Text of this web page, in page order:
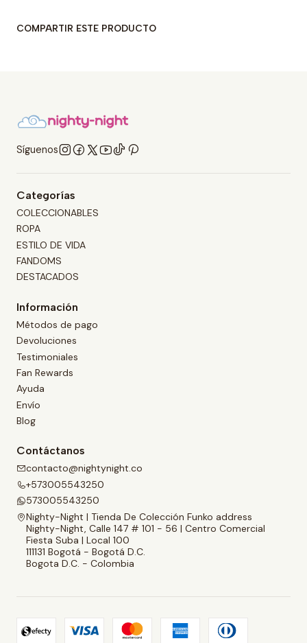
COMPARTIR ESTE PRODUCTO
Síguenos
Categorías
COLECCIONABLES
ROPA
ESTILO DE VIDA
FANDOMS
DESTACADOS
Información
Métodos de pago
Devoluciones
Testimoniales
Fan Rewards
Ayuda
Envío
Blog
Contáctanos
contacto@nightynight.co
+573005543250
573005543250
Nighty-Night | Tienda De Colección Funko address
Nighty-Night, Calle 147 # 101 - 56 | Centro Comercial
Fiesta Suba | Local 100
111131 Bogotá - Bogotá D.C.
Bogota D.C. - Colombia